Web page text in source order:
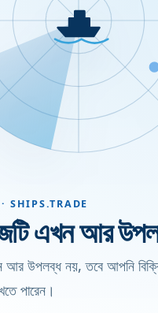
· SHIPS.TRADE
এখন আর
আর উপলব্ধ নয়, তবে আপনি
পারেন।